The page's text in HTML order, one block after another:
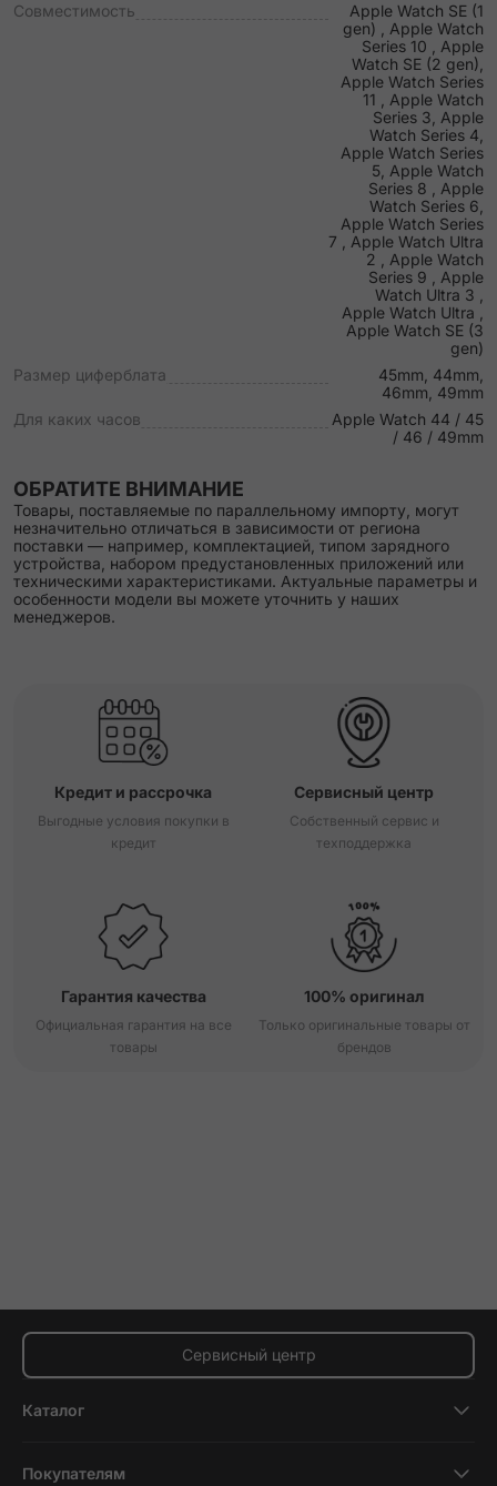
Совместимость
Apple Watch SE (1
gen) , Apple Watch
Series 10 , Apple
Watch SE (2 gen),
Apple Watch Series
11 , Apple Watch
Series 3, Apple
Watch Series 4,
Apple Watch Series
5, Apple Watch
Series 8 , Apple
Watch Series 6,
Apple Watch Series
7 , Apple Watch Ultra
2 , Apple Watch
Series 9 , Apple
Watch Ultra 3 ,
Apple Watch Ultra ,
Apple Watch SE (3
gen)
Размер циферблата
45mm, 44mm,
46mm, 49mm
Для каких часов
Apple Watch 44 / 45
/ 46 / 49mm
ОБРАТИТЕ ВНИМАНИЕ
Товары, поставляемые по параллельному импорту, могут
незначительно отличаться в зависимости от региона
поставки — например, комплектацией, типом зарядного
устройства, набором предустановленных приложений или
техническими характеристиками. Актуальные параметры и
особенности модели вы можете уточнить у наших
менеджеров.
Кредит и рассрочка
Выгодные условия покупки в
кредит
Сервисный центр
Собственный сервис и
техподдержка
Гарантия качества
Официальная гарантия на все
товары
100% оригинал
Только оригинальные товары от
брендов
Сервисный центр
Каталог
Покупателям